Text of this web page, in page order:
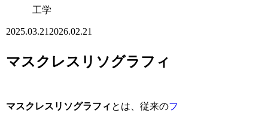
工学
2025.03.21 2026.02.21
マスクレスリソグラフィ
マスクレスリソグラフィ とは、従来のフ